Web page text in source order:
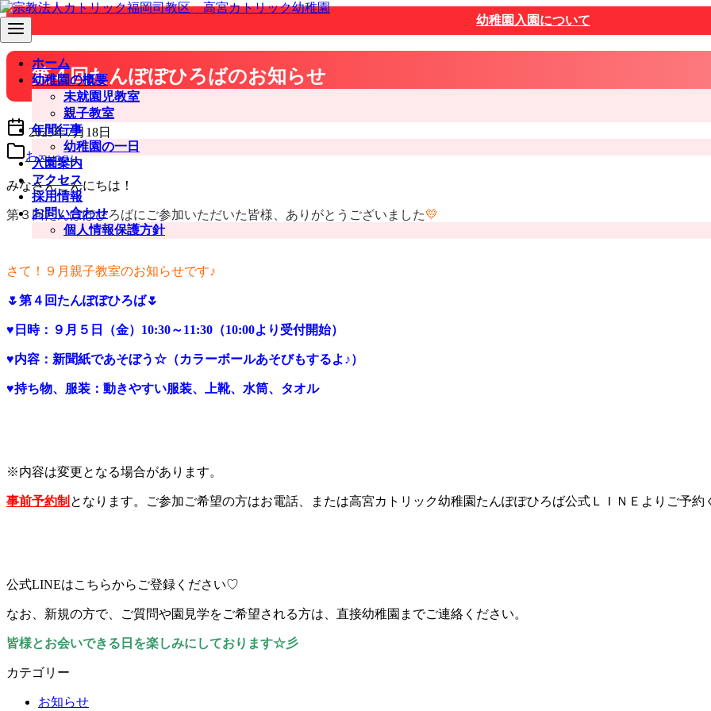
コ
ン
テ
へ
動
ホーム
幼稚園の概要
未就園児教室
親子教室
年間行事
幼稚園の一日
入園案内
アクセス
採用情報
お問い合わせ
個人情報保護方針
幼稚園入園について
第４回たんぽぽひろばのお知らせ
2025年7月18日
お知らせ
みなさんこんにちは！
第３回たんぽぽひろばにご参加いただいた皆様、ありがとうございました💛
さて！９月親子教室のお知らせです♪
🌷第４回たんぽぽひろば🌷
♥ 日時：９月５ 日（金） 10:30～11:30 （10:00より受付開始）
♥内容：新聞紙であそぼう☆（カラーボールあそびもするよ♪）
♥持ち物、服装：動きやすい服装、上靴、水筒、 タオル
※内容は変更となる場合があります。
事前予約制 となります。ご参加ご希望の方はお電話、または高宮カトリック幼稚園たんぽぽひろば公式ＬＩＮＥよりご予
公式LINEはこちらからご登録ください♡
なお、新規の方で、ご質問や園見学をご希望される方は、直接幼稚園までご連絡ください。
皆様とお会いできる日を楽しみにしております☆彡
カテゴリー
お知らせ